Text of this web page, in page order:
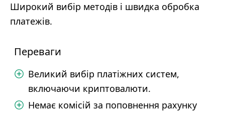
Широкий вибір методів і швидка обробка
платежів.
Переваги
Великий вибір платіжних систем,
включаючи криптовалюти.
Немає комісій за поповнення рахунку